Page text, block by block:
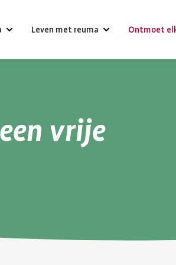
komt veel
Leven met reuma
Psychische gezondheid en reuma
Ontmoet
vrije